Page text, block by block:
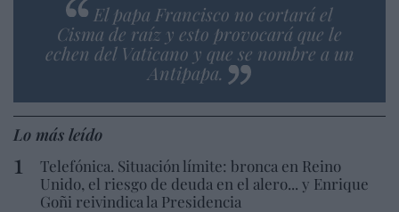
El papa Francisco no cortará el
Cisma de raíz y esto provocará que le
echen del Vaticano y que se nombre a un
Antipapa.
Lo más leído
Telefónica. Situación límite: bronca en Reino
Unido, el riesgo de deuda en el alero... y Enrique
Goñi reivindica la Presidencia